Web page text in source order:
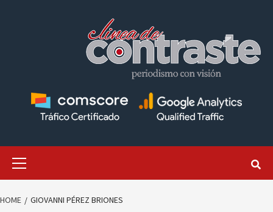
HOME GIOVANNI PÉREZ BRIONES